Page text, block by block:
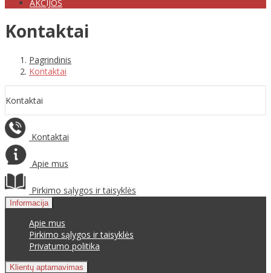
AKCIJOS
Kontaktai
Pagrindinis
Kontaktai
Kontaktai
Kontaktai
Apie mus
Pirkimo sąlygos ir taisyklės
Informacija
Apie mus
Pirkimo sąlygos ir taisyklės
Privatumo politika
Klientų aptarnavimas